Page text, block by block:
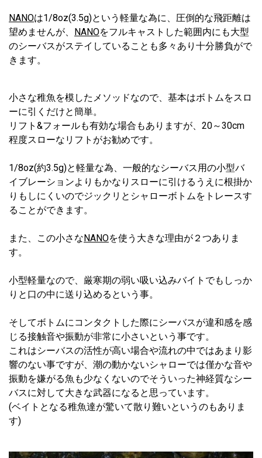
NANOは1/8oz(3.5g)という軽量な為に、圧倒的な飛距離は
望めませんが、 NANOをフルキャストした範囲内にも大型
のシーバスがステイしていることも多々あり十分勝負がで
きます。
小さな稚魚を模したメソッドなので、基本はボトムをスロ
ーに引くだけと簡単。
リフト&フォールも有効な場合もありますが、20～30cm
程度スローなリフトがお勧めです。
1/8oz(約3.5g)と軽量な為、一般的なシーバス用の小型バ
イブレーションよりもかなりスローに引けるうえに根掛か
りもしにくいのでジックリとシャローボトムをトレースす
ることができます。
また、この小さなNANOを使う大きな理由が２つありま
す。
小型軽量なので、厳寒期の弱い吸い込みバイトでもしっか
りと口の中に送り込めるという事。
そしてボトムにコンタクトした際にシーバスが違和感を感
じる接触音や振動が非常に小さいという事です。
これはシーバスの活性が高い場合や流れの中ではあまり影
響のない事ですが、潮の動かないシャローでは僅かな音や
振動を嫌がる魚も少なくないのでそういった神経質なシー
バスに対して大きな武器になると思っています。
(ベイトとなる稚魚達が驚いて散り難いというのもありま
す)